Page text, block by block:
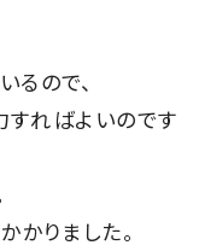
ので、
すればよいのです
かりました。